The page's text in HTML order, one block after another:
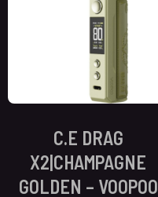
C.E DRAG
X2|CHAMPAGNE
GOLDEN – VOOPOO